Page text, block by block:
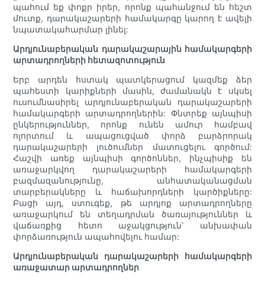
պահում եք փոքր իրեր, որոնք պահանջում են հեշտ
մուտք, դարակաշարերի համակարգը կարող է ավելի
նպատակահարմար լինել:
Արդյունաբերական դարակաշարային համակարգերի
արտադրողների հետազոտություն
Երբ արդեն հստակ պատկերացում կազմեք ձեր
պահեստի կարիքների մասին, ժամանակն է սկսել
ուսումնասիրել արդյունաբերական դարակաշարերի
համակարգերի արտադրողներին: Փնտրեք այնպիսի
ընկերություններ, որոնք ունեն ամուր համբավ
ոլորտում և ապացուցված փորձ բարձրորակ
դարակաշարերի լուծումներ մատուցելու գործում:
Հաշվի առեք այնպիսի գործոններ, ինչպիսիք են
առաջարկվող դարակաշարերի համակարգերի
բազմազանությունը, անհատականացման
տարբերակները և հաճախորդների կարծիքները:
Բացի այդ, ստուգեք, թե արդյոք արտադրողները
առաջարկում են տեղադրման ծառայություններ և
վաճառքից հետո աջակցություն՝ անխափան
փորձառություն ապահովելու համար:
Արդյունաբերական դարակաշարերի համակարգերի
առաջատար արտադրողներ